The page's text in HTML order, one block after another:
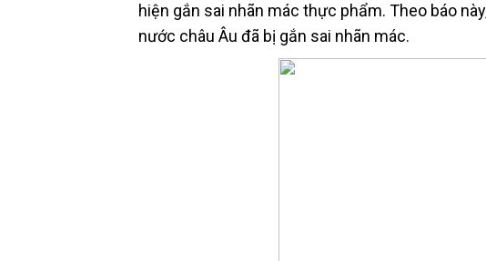
hiện gắn sai nhãn mác thực phẩm. Theo báo
nước châu Âu đã bị gắn sai nhãn mác.